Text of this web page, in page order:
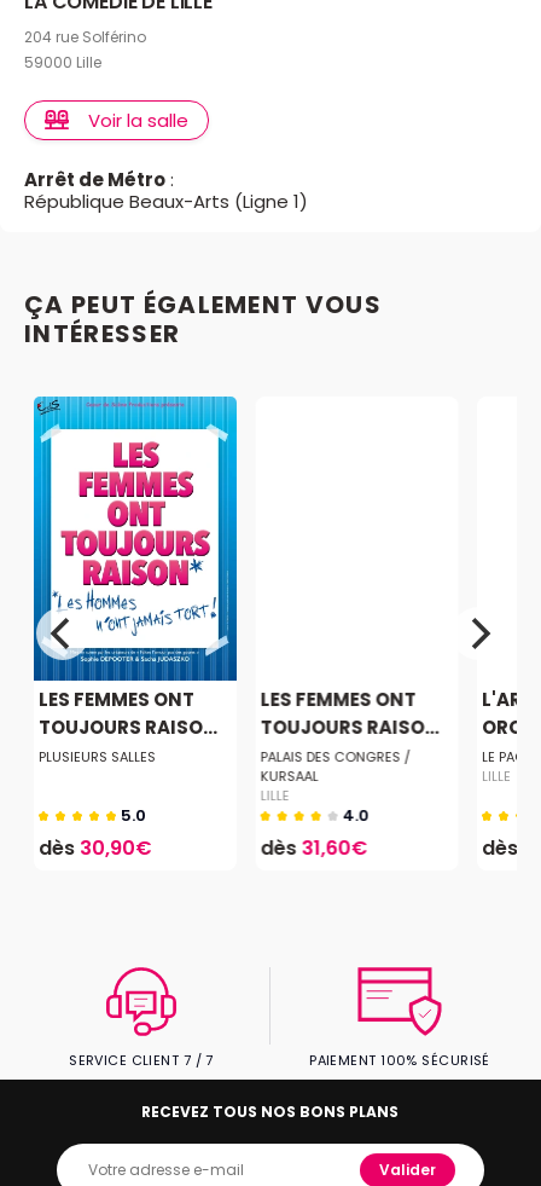
204 rue Solférino
59000 Lille
Voir la salle
Arrêt de Métro:
République Beaux-Arts (Ligne 1)
ÇA PEUT ÉGALEMENT VOUS
INTÉRESSER
LES FEMMES ONT
TOUJOURS RAISO...
PLUSIEURS SALLES
5.0
dès 30,90€
LES FEMMES ONT
TOUJOURS RAISO...
PALAIS DES CONGRES /
KURSAAL
LILLE
4.0
dès31,60€
L'ART
LE
LILLE
dès
SERVICE CLIENT 7 / 7 PAIEMENT 100% SÉCURISÉ
RECEVEZ TOUS NOS BONS PLANS
Valider